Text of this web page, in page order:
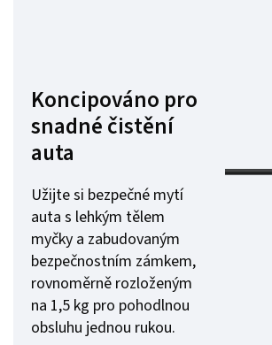
Koncipováno pro
snadné čistění
auta
Užijte si bezpečné mytí
auta s lehkým tělem
myčky a zabudovaným
bezpečnostním zámkem,
rovnoměrně rozloženým
na 1,5 kg pro pohodlnou
obsluhu jednou rukou.